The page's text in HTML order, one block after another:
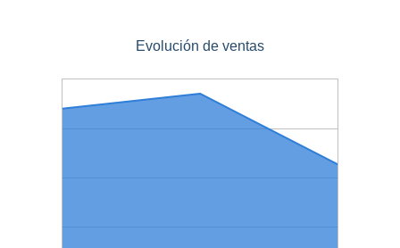
Evolución de ventas